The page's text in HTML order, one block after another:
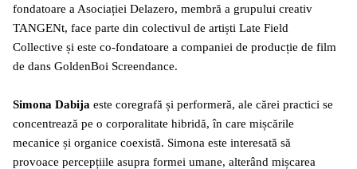
fondatoare a Asociației Delazero, membră a grupului creativ
TANGENt, face parte din colectivul de artiști Late Field
Collective și este co-fondatoare a companiei de producție de film
de dans GoldenBoi Screendance.
Simona Dabija este coregrafă și performeră, ale cărei practici se
concentrează pe o corporalitate hibridă, în care mișcările
mecanice și organice coexistă. Simona este interesată să
provoace percepțiile asupra formei umane, alterând mișcarea